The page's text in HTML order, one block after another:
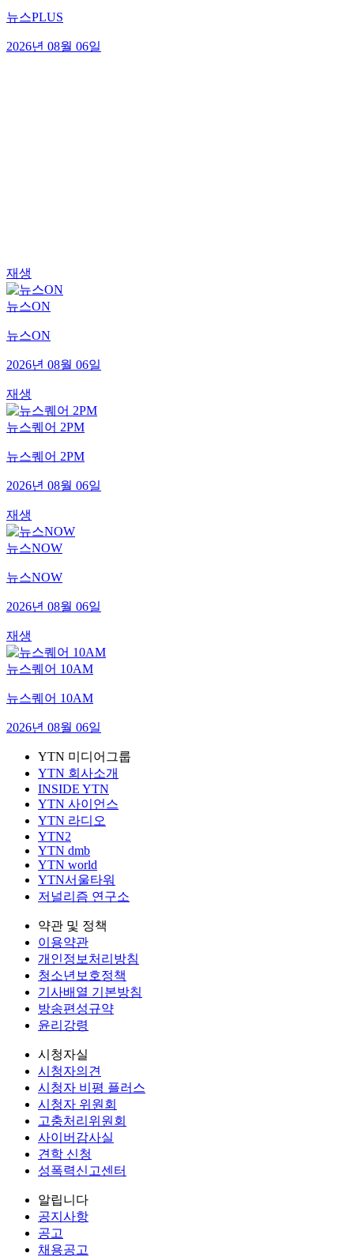
뉴스PLUS
2026년 08월 06일
재생
뉴스ON
뉴스ON
2026년 08월 06일
재생
뉴스퀘어 2PM
뉴스퀘어 2PM
2026년 08월 06일
재생
뉴스NOW
뉴스NOW
2026년 08월 06일
재생
뉴스퀘어 10AM
뉴스퀘어 10AM
2026년 08월 06일
YTN 미디어그룹
YTN 회사소개
INSIDE YTN
YTN 사이언스
YTN 라디오
YTN2
YTN dmb
YTN world
YTN서울타워
저널리즘 연구소
약관 및 정책
이용약관
개인정보처리방침
청소년보호정책
기사배열 기본방침
방송편성규약
윤리강령
시청자실
시청자의견
시청자 비평 플러스
시청자 위원회
고충처리위원회
사이버감사실
견학 신청
성폭력신고센터
알립니다
공지사항
공고
채용공고